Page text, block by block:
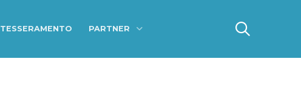
TESSERAMENTO PARTNER